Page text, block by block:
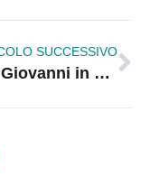
SUCCESSIVO
San Giovanni in Fiore. Aggredito con un coltello: arrestati padre e figlio